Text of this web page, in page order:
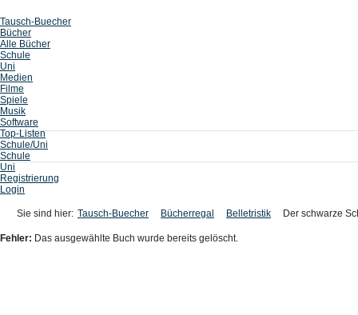
Tausch-Buecher
Bücher
Alle Bücher
Schule
Uni
Medien
Filme
Spiele
Musik
Software
Top-Listen
Schule/Uni
Schule
Uni
Registrierung
Login
Sie sind hier: Tausch-Buecher Bücherregal Belletristik Der schwarze
Fehler: Das ausgewählte Buch wurde bereits gelöscht.